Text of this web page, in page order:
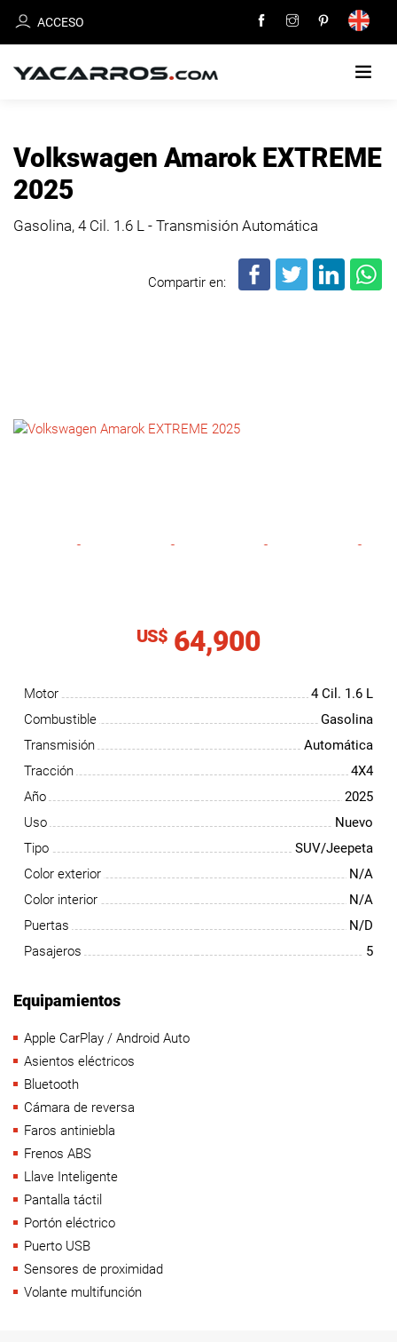
ACCESO
CARROS
EN
VENTA
Volkswagen Amarok EXTREME
2025
Gasolina, 4 Cil. 1.6 L - Transmisión Automática
Compartir en:
US$ 64,900
Motor 4 Cil. 1.6 L
Combustible
Gasolina
Transmisión
Automática
Tracción
4X4
Año
2025
Uso
Nuevo
Tipo
SUV/Jeepeta
Color exterior
N/A
Color interior
N/A
Puertas
N/D
Pasajeros
5
Equipamientos
Apple CarPlay / Android Auto
Asientos eléctricos
Bluetooth
Cámara de reversa
Faros antiniebla
Frenos ABS
Llave Inteligente
Pantalla táctil
Portón eléctrico
Puerto USB
Sensores de proximidad
Volante multifunción